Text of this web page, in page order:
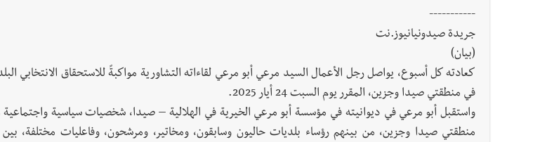
-----------
جريدة صيدونيانيوز.نت
(بيان)
كعادته كل أسبوع، يواصل رجل الأعمال السيد مرعي أبو مرعي لقاءاته التشاورية مواكبةً للاستحقاق الانتخابي
في منطقتي صيدا وجزين، المقرر يوم السبت 24 أيار 2025.
واستقبل أبو مرعي في ديوانيته في مؤسسة أبو مرعي الخيرية في الهلالية – صيدا، شخصيات سياسية واجتماعية
منطقتي صيدا وجزين، من بينهم رؤساء بلديات حاليون وسابقون، ومخاتير، ومرشحون، وفاعليات مختلفة،